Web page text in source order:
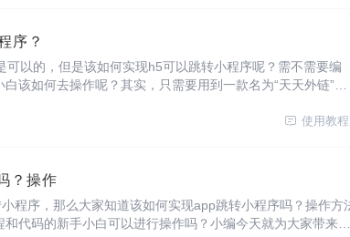
序？
可以的，但是该如何实现h5可以跳转小程序呢？需不需要编
该如何去操作呢？其实，只需要用到一款名为“天天外链”的
使用教程
？操作
程序，那么大家知道该如何实现app跳转小程序吗？操作方
代码的新手小白可以进行操作吗？小编今天就为大家带来了